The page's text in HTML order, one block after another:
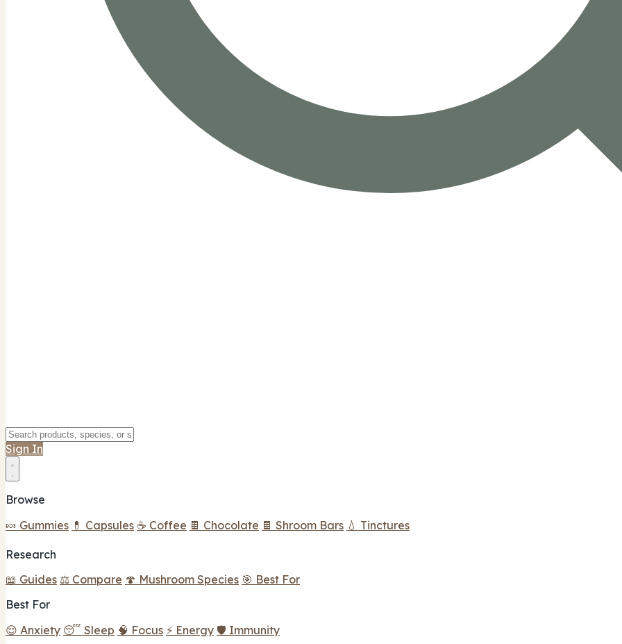
Sign In
Browse
🍬 Gummies 💊 Capsules ☕ Coffee 🍫 Chocolate 🍫 Shroom Bars 💧 Tinctures
Research
📖 Guides ⚖️ Compare 🍄 Mushroom Species 🎯 Best For
Best For
😌 Anxiety 😴 Sleep 🧠 Focus ⚡ Energy 🛡️ Immunity